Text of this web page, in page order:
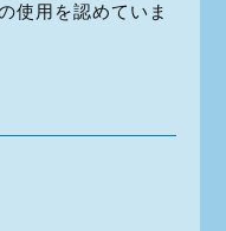
使用を認めていま